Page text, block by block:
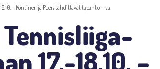
– Kontinen ja Peers tähdittävät tapahtumaa
17.-18.10. –